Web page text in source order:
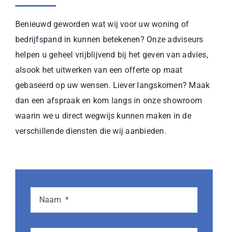
Benieuwd geworden wat wij voor uw woning of
bedrijfspand in kunnen betekenen? Onze adviseurs
helpen u geheel vrijblijvend bij het geven van advies,
alsook het uitwerken van een offerte op maat
gebaseerd op uw wensen. Liever langskomen? Maak
dan een afspraak en kom langs in onze showroom
waarin we u direct wegwijs kunnen maken in de
verschillende diensten die wij aanbieden.